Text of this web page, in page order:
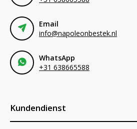
Email
info@napoleonbestek.nl
WhatsApp
+31 638665588
Kundendienst